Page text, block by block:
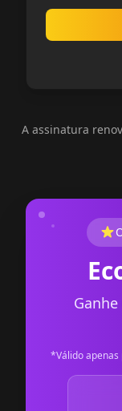
A assinatura
*Válido